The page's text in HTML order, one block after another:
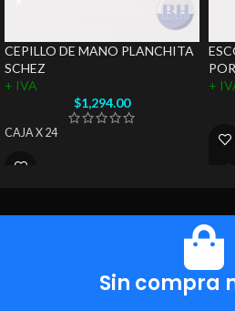
CEPILLO DE MANO PLANCHITA
SCHEZ
+ IVA
$1,294.00
CAJA X 24
+
Sin compra